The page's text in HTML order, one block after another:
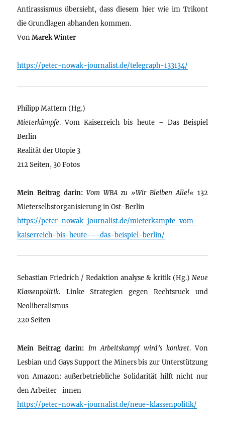
Antirassismus übersieht, dass diesem hier wie im Trikont
die Grundlagen abhanden kommen.
VonMarek Winter
https://peter-nowak-journalist.de/telegraph-133134/
Philipp Mattern (Hg.)
Mieterkämpfe. Vom Kaiserreich bis heute – Das Beispiel
Berlin
Realität der Utopie 3
212 Seiten, 30 Fotos
Mein Beitrag darin: Vom WBA zu »Wir Bleiben Alle!« 132
Mieterselbstorganisierung in Ost-Berlin
https://peter-nowak-journalist.de/mieterkampfe-vom-
kaiserreich-bis-heute-–-das-beispiel-berlin/
Sebastian Friedrich / Redaktion analyse & kritik (Hg.) Neue
Klassenpolitik. Linke Strategien gegen Rechtsruck und
Neoliberalismus
220 Seiten
Mein Beitrag darin: Im Arbeitskampf wird’s konkret. Von
Lesbian und Gays Support the Miners bis zur Unterstützung
von Amazon: außerbetriebliche Solidarität hilft nicht nur
den Arbeiter_innen
https://peter-nowak-journalist.de/neue-klassenpolitik/